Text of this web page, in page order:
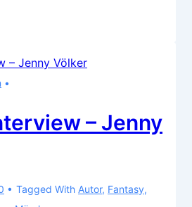
– Jenny
Tagged With Autor, Fantasy,